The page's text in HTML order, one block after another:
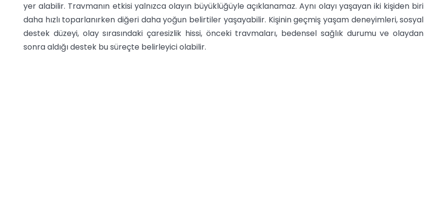
yer alabilir. Travmanın etkisi yalnızca olayın büyüklüğüyle açıklanamaz. Aynı olayı yaşayan iki kişiden biri
daha hızlı toparlanırken diğeri daha yoğun belirtiler yaşayabilir. Kişinin geçmiş yaşam deneyimleri, sosyal
destek düzeyi, olay sırasındaki çaresizlik hissi, önceki travmaları, bedensel sağlık durumu ve olaydan
sonra aldığı destek bu süreçte belirleyici olabilir.